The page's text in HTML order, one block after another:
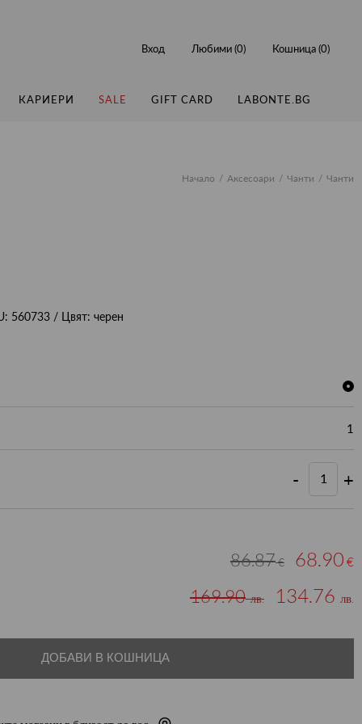
КАРИЕРИ SALE GIFT CARD LABONTE.BG
Вход Любими (0) Кошница (0)
Начало Аксесоари Чанти Чанти
560733 / Цвят: черен
1
- +
86.87€ 68.90 €
169.90лв. 134.76 лв.
ДОБАВИ В КОШНИЦА